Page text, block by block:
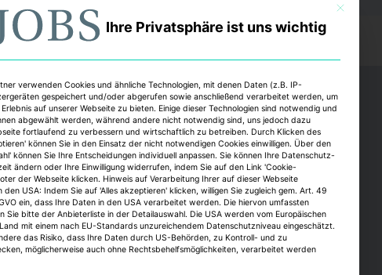
Mit diesem
Ihre Privatsphäre ist uns wichtig
verwenden Cookies und ähnliche Technologien, mit denen Daten (z.B. IP-
gespeichert und/oder abgerufen sowie anschließend verarbeitet werden, um
auf unserer Webseite zu bieten. Einige dieser Technologien sind notwendig und
abgewählt werden, während andere nicht notwendig sind, uns jedoch dazu
fortlaufend zu verbessern und wirtschaftlich zu betreiben. Durch Klicken des
können Sie in den Einsatz der nicht notwendigen Cookies einwilligen. Über den
können Sie Ihre Entscheidungen individuell anpassen. Sie können Ihre Datenschutz-
ändern oder Ihre Einwilligung widerrufen, indem Sie auf den Link 'Cookie-
der Webseite klicken. Hinweis auf Verarbeitung Ihrer auf dieser Webseite
den USA: Indem Sie auf 'Alles akzeptieren' klicken, willigen Sie zugleich gem. Art. 49
ein, dass Ihre Daten in den USA verarbeitet werden. Die hiervon umfassten
Sie bitte der Anbieterliste in der Detailauswahl. Die USA werden vom Europäischen
mit einem nach EU-Standards unzureichendem Datenschutzniveau eingeschätzt.
das Risiko, dass Ihre Daten durch US-Behörden, zu Kontroll- und zu
möglicherweise auch ohne Rechtsbehelfsmöglichkeiten, verarbeitet werden